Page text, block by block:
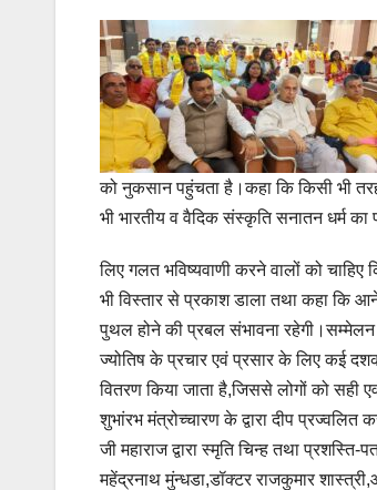
को नुकसान पहुंचता है।कहा कि किसी भी
भी भारतीय व वैदिक संस्कृति सनातन धर्म
लिए गलत भविष्यवाणी करने वालों को
भी विस्तार से प्रकाश डाला तथा कहा कि
पुथल होने की प्रबल संभावना रहेगी।सम्मेलन
ज्योतिष के प्रचार एवं प्रसार के लिए कई
वितरण किया जाता है,जिससे लोगों को सही
शुभांरभ मंत्रोच्चारण के द्वारा दीप
जी महाराज द्वारा स्मृति चिन्ह तथा
महेंद्रनाथ मुंन्धडा,डॉक्टर राजकुमार